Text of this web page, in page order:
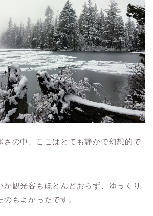
さの中、ここはとても静かで幻想的で
か観光客もほとんどおらず、ゆっくり
もよかったです。